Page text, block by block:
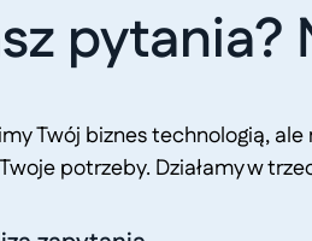
pytania?
Twój biznes technologią,
potrzeby. Działamy w